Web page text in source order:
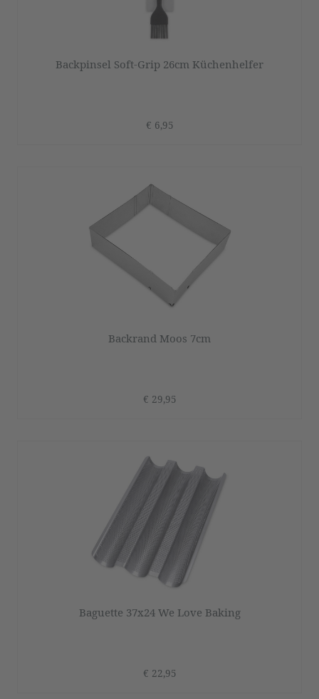
Backpinsel Soft-Grip 26cm Küchenhelfer
€ 6,95
Backrand Moos 7cm
€ 29,95
Baguette 37x24 We Love Baking
€ 22,95